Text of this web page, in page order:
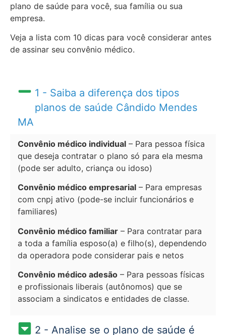
plano de saúde para você, sua família ou sua
empresa.
Veja a lista com 10 dicas para você considerar antes
de assinar seu convênio médico.
1 - Saiba a diferença dos tipos
planos de saúde Cândido Mendes
MA
Convênio médico individual – Para pessoa física
que deseja contratar o plano só para ela mesma
(pode ser adulto, criança ou idoso)
Convênio médico empresarial – Para empresas
com cnpj ativo (pode-se incluir funcionários e
familiares)
Convênio médico familiar – Para contratar para
a toda a família esposo(a) e filho(s), dependendo
da operadora pode considerar pais e netos
Convênio médico adesão – Para pessoas físicas
e profissionais liberais (autônomos) que se
associam a sindicatos e entidades de classe.
2 - Analise se o plano de saúde é